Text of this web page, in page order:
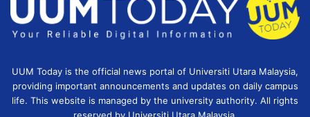
UUM Today is the official news portal of Universiti Utara Malaysia,
providing important announcements and updates on daily campus
life. This website is managed by the university authority. All rights